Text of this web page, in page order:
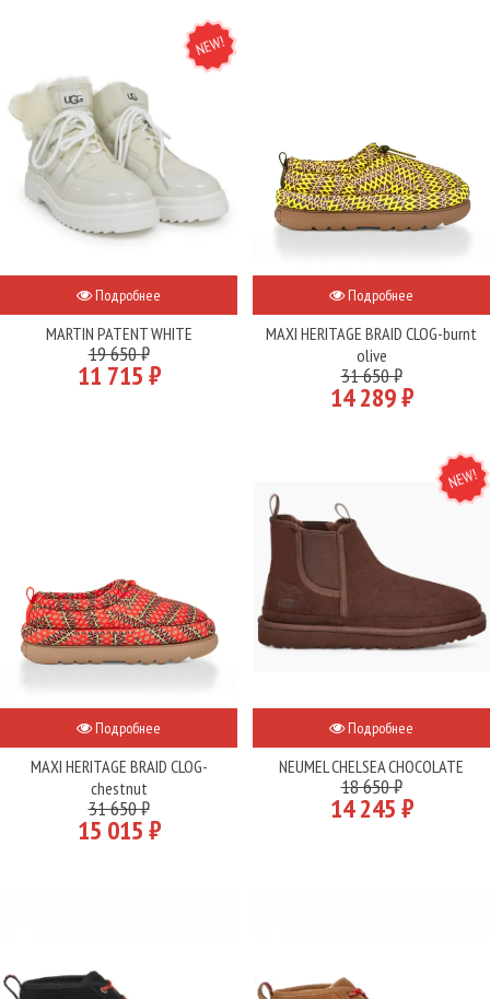
NEW
Подробнее
MARTIN PATENT WHITE
19 650 ₽
11 715 ₽
Подробнее
MAXI HERITAGE BRAID CLOG-burnt
olive
31 650 ₽
14 289 ₽
Подробнее
MAXI HERITAGE BRAID CLOG-
chestnut
31 650 ₽
15 015 ₽
NEW
Подробнее
NEUMEL CHELSEA CHOCOLATE
18 650 ₽
14 245 ₽